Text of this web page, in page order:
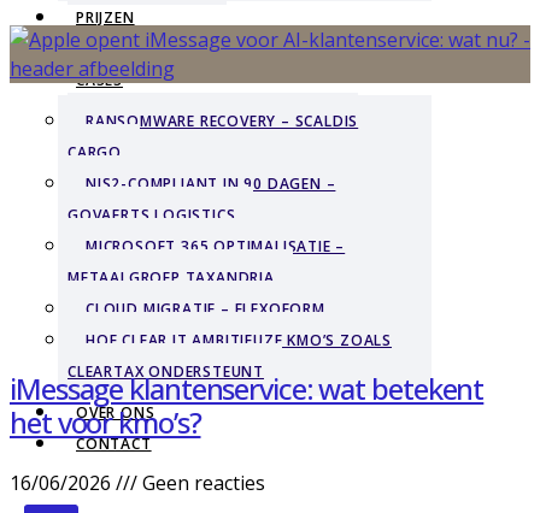
PRIJZEN
BLOGS
CASES
RANSOMWARE RECOVERY – SCALDIS
CARGO
NIS2-COMPLIANT IN 90 DAGEN –
GOVAERTS LOGISTICS
MICROSOFT 365 OPTIMALISATIE –
METAALGROEP TAXANDRIA
CLOUD MIGRATIE – FLEXOFORM
HOE CLEAR IT AMBITIEUZE KMO’S ZOALS
CLEARTAX ONDERSTEUNT
OVER ONS
CONTACT
iMessage klantenservice: wat betekent
het voor kmo’s?
16/06/2026
Geen reacties